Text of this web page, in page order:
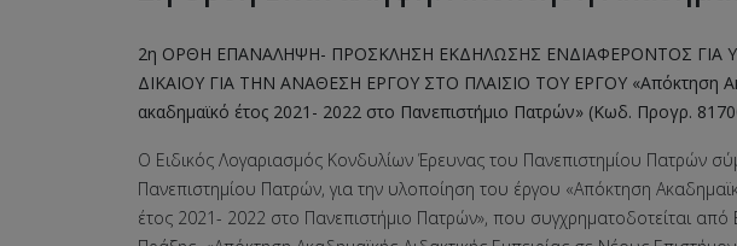
2η ΟΡΘΗ ΕΠΑΝΑΛΗΨΗ- ΠΡΟΣΚΛΗΣΗ ΕΚΔΗΛΩΣΗΣ ΕΝΔΙΑΦΕΡΟΝΤΟΣ
ΔΙΚΑΙΟΥ ΓΙΑ ΤΗΝ ΑΝΑΘΕΣΗ ΕΡΓΟΥ ΣΤΟ ΠΛΑΙΣΙΟ ΤΟΥ ΕΡΓΟΥ «Απόκτηση
ακαδημαϊκό έτος 2021- 2022 στο Πανεπιστήμιο Πατρών» (Κωδ. Προγρ.
Ο Ειδικός Λογαριασμός Κονδυλίων Έρευνας του Πανεπιστημίου Πατρών
Πανεπιστημίου Πατρών, για την υλοποίηση του έργου «Απόκτηση
έτος 2021- 2022 στο Πανεπιστήμιο Πατρών», που συγχρηματοδοτείται